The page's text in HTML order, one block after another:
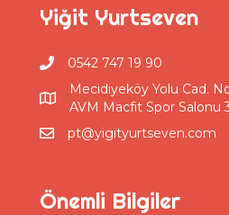
Yiğit Yurtseven
0542 747 19 90
Mecidiyeköy Yolu Cad.
AVM Macfit Spor Salonu
pt@yigityurtseven.com
Önemli Bilgiler